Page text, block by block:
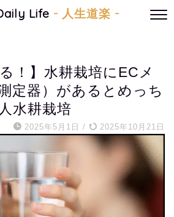
Life - 人生道楽 -
！】水耕栽培にECメ
定器）があるとめっち
水耕栽培
2025年5月1日 / 2025年10月21日